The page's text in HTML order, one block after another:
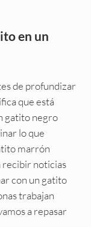
en un
de profundizar
que está
gatito negro
lo que
marrón
recibir noticias
con un gatito
trabajan
a repasar